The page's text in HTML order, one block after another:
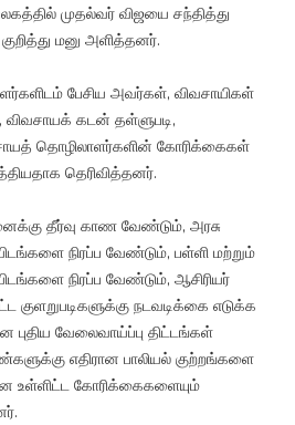
முதல்வர் விஜயை சந்தித்து
மனு அளித்தனர்.
பேசிய அவர்கள், விவசாயிகள்
விவசாயக் கடன் தள்ளுபடி,
தொழிலாளர்களின் கோரிக்கைகள்
தெரிவித்தனர்.
தீர்வு காண வேண்டும், அரசு
நிரப்ப வேண்டும், பள்ளி மற்றும்
நிரப்ப வேண்டும், ஆசிரியர்
நடவடிக்கை எடுக்க
வேலைவாய்ப்பு திட்டங்கள்
எதிரான பாலியல் குற்றங்களை
உள்ளிட்ட கோரிக்கைகளையும்